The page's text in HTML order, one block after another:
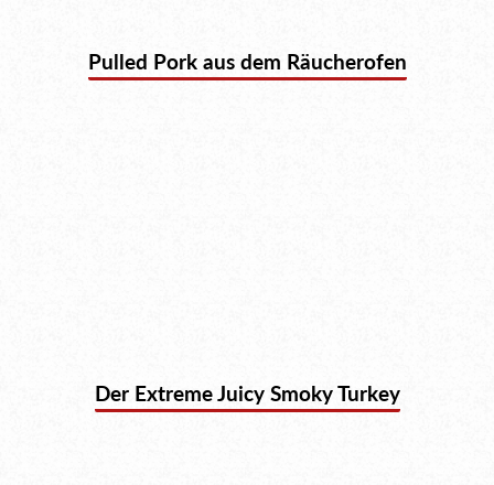
Pulled Pork aus dem Räucherofen
Der Extreme Juicy Smoky Turkey